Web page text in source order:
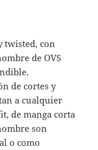
twisted, con
de OVS
de cortes y
a cualquier
de manga corta
son
o como